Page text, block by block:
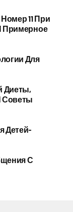
11 При
Примерное
Для
Диеты,
Советы
Детей-
С